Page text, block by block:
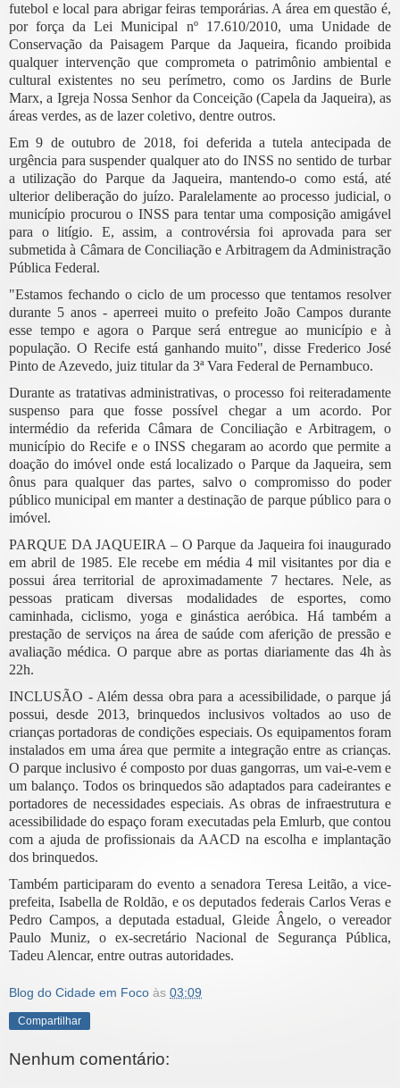
futebol e local para abrigar feiras temporárias. A área em questão é,
por força da Lei Municipal nº 17.610/2010, uma Unidade de
Conservação da Paisagem Parque da Jaqueira, ficando proibida
qualquer intervenção que comprometa o patrimônio ambiental e
cultural existentes no seu perímetro, como os Jardins de Burle
Marx, a Igreja Nossa Senhor da Conceição (Capela da Jaqueira), as
áreas verdes, as de lazer coletivo, dentre outros.
Em 9 de outubro de 2018, foi deferida a tutela antecipada de
urgência para suspender qualquer ato do INSS no sentido de turbar
a utilização do Parque da Jaqueira, mantendo-o como está, até
ulterior deliberação do juízo. Paralelamente ao processo judicial, o
município procurou o INSS para tentar uma composição amigável
para o litígio. E, assim, a controvérsia foi aprovada para ser
submetida à Câmara de Conciliação e Arbitragem da Administração
Pública Federal.
"Estamos fechando o ciclo de um processo que tentamos resolver
durante 5 anos - aperreei muito o prefeito João Campos durante
esse tempo e agora o Parque será entregue ao município e à
população. O Recife está ganhando muito", disse Frederico José
Pinto de Azevedo, juiz titular da 3ª Vara Federal de Pernambuco.
Durante as tratativas administrativas, o processo foi reiteradamente
suspenso para que fosse possível chegar a um acordo. Por
intermédio da referida Câmara de Conciliação e Arbitragem, o
município do Recife e o INSS chegaram ao acordo que permite a
doação do imóvel onde está localizado o Parque da Jaqueira, sem
ônus para qualquer das partes, salvo o compromisso do poder
público municipal em manter a destinação de parque público para o
imóvel.
PARQUE DA JAQUEIRA – O Parque da Jaqueira foi inaugurado
em abril de 1985. Ele recebe em média 4 mil visitantes por dia e
possui área territorial de aproximadamente 7 hectares. Nele, as
pessoas praticam diversas modalidades de esportes, como
caminhada, ciclismo, yoga e ginástica aeróbica. Há também a
prestação de serviços na área de saúde com aferição de pressão e
avaliação médica. O parque abre as portas diariamente das 4h às
22h.
INCLUSÃO - Além dessa obra para a acessibilidade, o parque já
possui, desde 2013, brinquedos inclusivos voltados ao uso de
crianças portadoras de condições especiais. Os equipamentos foram
instalados em uma área que permite a integração entre as crianças.
O parque inclusivo é composto por duas gangorras, um vai-e-vem e
um balanço. Todos os brinquedos são adaptados para cadeirantes e
portadores de necessidades especiais. As obras de infraestrutura e
acessibilidade do espaço foram executadas pela Emlurb, que contou
com a ajuda de profissionais da AACD na escolha e implantação
dos brinquedos.
Também participaram do evento a senadora Teresa Leitão, a vice-
prefeita, Isabella de Roldão, e os deputados federais Carlos Veras e
Pedro Campos, a deputada estadual, Gleide Ângelo, o vereador
Paulo Muniz, o ex-secretário Nacional de Segurança Pública,
Tadeu Alencar, entre outras autoridades.
Blog do Cidade em Foco às 03:09
Compartilhar
Nenhum comentário: